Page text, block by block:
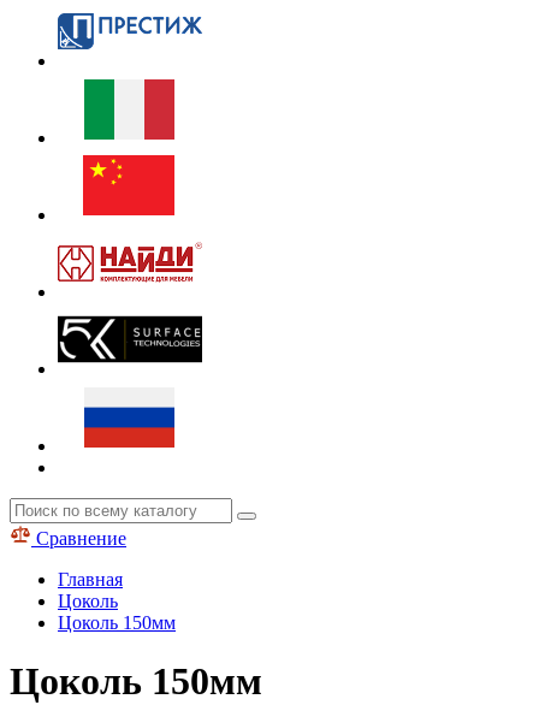
Сравнение
Главная
Цоколь
Цоколь 150мм
Цоколь 150мм